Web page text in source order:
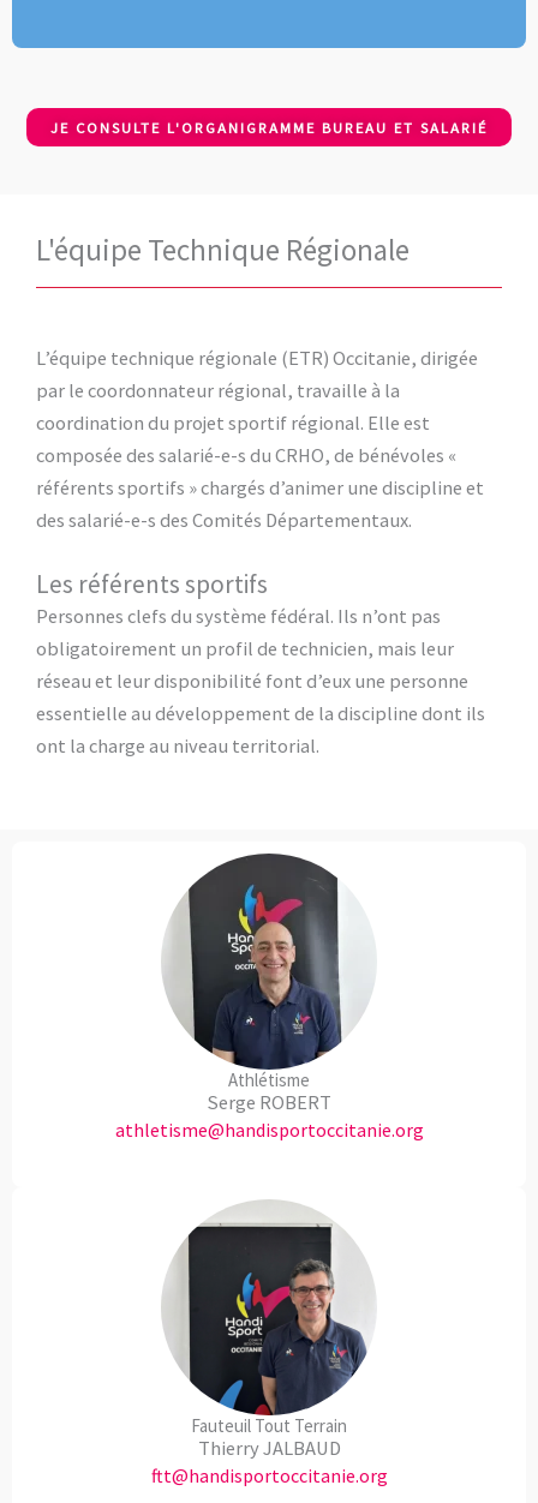
JE CONSULTE L'ORGANIGRAMME BUREAU ET SALARIÉ
L'équipe Technique Régionale
L’équipe technique régionale (ETR) Occitanie, dirigée
par le coordonnateur régional, travaille à la
coordination du projet sportif régional. Elle est
composée des salarié-e-s du CRHO, de bénévoles «
référents sportifs » chargés d’animer une discipline et
des salarié-e-s des Comités Départementaux.
Les référents sportifs
Personnes clefs du système fédéral. Ils n’ont pas
obligatoirement un profil de technicien, mais leur
réseau et leur disponibilité font d’eux une personne
essentielle au développement de la discipline dont ils
ont la charge au niveau territorial.
Athlétisme
Serge ROBERT
athletisme@handisportoccitanie.org
Fauteuil Tout Terrain
Thierry JALBAUD
ftt@handisportoccitanie.org